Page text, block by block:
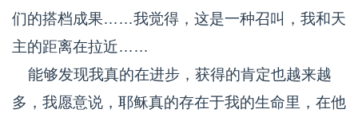
们的搭档成果……我觉得，这是一种召叫，我和天
主的距离在拉近……
能够发现我真的在进步，获得的肯定也越来越
多，我愿意说，耶稣真的存在于我的生命里，在他